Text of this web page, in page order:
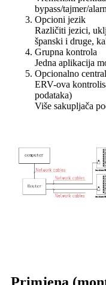
bypass/tajmer/
Opcioni jezik
Različiti jezici,
španski i druge,
Grupna kontrola
Jedna aplikacija
Opcionalno
ERV-ova
podataka)
Više sakupljača